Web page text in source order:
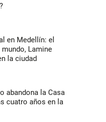
en Medellín: el
Lamine
la ciudad
abandona la Casa
cuatro años en la